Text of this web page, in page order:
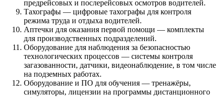
предрейсовых и послерейсовых осмотров водителей.
Тахографы — цифровые тахографы для контроля
режима труда и отдыха водителей.
Аптечки для оказания первой помощи — комплекты
для производственных подразделений.
Оборудование для наблюдения за безопасностью
технологических процессов — системы контроля
загазованности, датчики, видеонаблюдение, в том числе
на подземных работах.
Оборудование и ПО для обучения — тренажёры,
симуляторы, лицензии на программы дистанционного